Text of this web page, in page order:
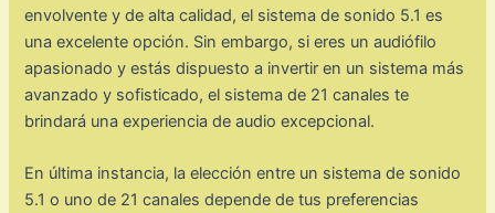
envolvente y de alta calidad, el sistema de sonido 5.1 es
una excelente opción. Sin embargo, si eres un audiófilo
apasionado y estás dispuesto a invertir en un sistema más
avanzado y sofisticado, el sistema de 21 canales te
brindará una experiencia de audio excepcional.
En última instancia, la elección entre un sistema de sonido
5.1 o uno de 21 canales depende de tus preferencias